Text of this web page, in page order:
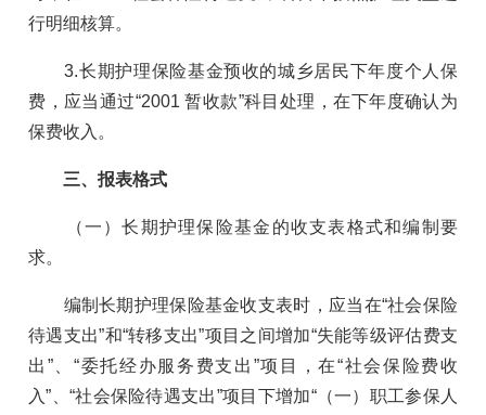
行明细核算。
3.长期护理保险基金预收的城乡居民下年度个人保
费，应当通过“2001 暂收款”科目处理，在下年度确认为
保费收入。
三、报表格式
（一）长期护理保险基金的收支表格式和编制要
求。
编制长期护理保险基金收支表时，应当在“社会保险
待遇支出”和“转移支出”项目之间增加“失能等级评估费支
出”、“委托经办服务费支出”项目，在“社会保险费收
入”、“社会保险待遇支出”项目下增加“（一）职工参保人